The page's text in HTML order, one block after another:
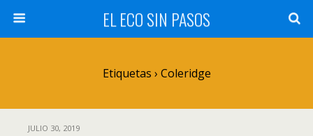
EL ECO SIN PASOS
Etiquetas › Coleridge
JULIO 30, 2019